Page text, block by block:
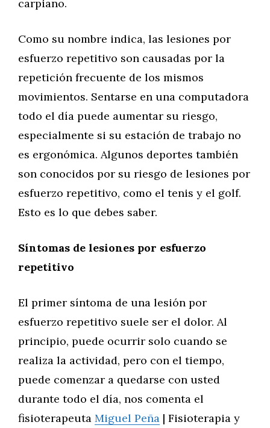
carpiano.
Como su nombre indica, las lesiones por
esfuerzo repetitivo son causadas por la
repetición frecuente de los mismos
movimientos. Sentarse en una computadora
todo el día puede aumentar su riesgo,
especialmente si su estación de trabajo no
es ergonómica. Algunos deportes también
son conocidos por su riesgo de lesiones por
esfuerzo repetitivo, como el tenis y el golf.
Esto es lo que debes saber.
Síntomas de lesiones por esfuerzo
repetitivo
El primer síntoma de una lesión por
esfuerzo repetitivo suele ser el dolor. Al
principio, puede ocurrir solo cuando se
realiza la actividad, pero con el tiempo,
puede comenzar a quedarse con usted
durante todo el día, nos comenta el
fisioterapeuta Miguel Peña | Fisioterapia y